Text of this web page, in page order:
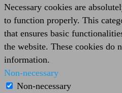
Necessary cookies are
to function properly. This
that ensures basic
the website. These cookies do
information.
Non-necessary
Non-necessary